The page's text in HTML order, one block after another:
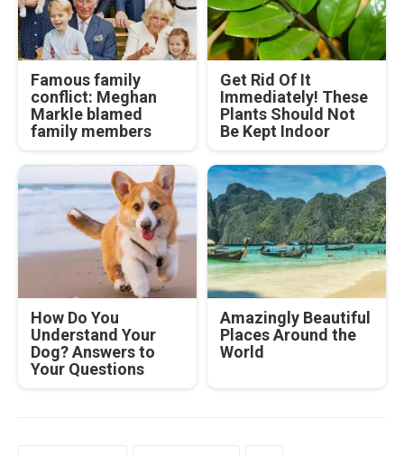
Famous family
conflict: Meghan
Markle blamed
family members
Get Rid Of It
Immediately! These
Plants Should Not
Be Kept Indoor
How Do You
Understand Your
Dog? Answers to
Your Questions
Amazingly Beautiful
Places Around the
World